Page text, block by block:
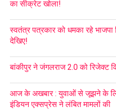
का सीक्रेट खोला!
स्वतंत्र पत्रकार को धमका रहे भाजपा
देखिए!
बांकीपुर ने जंगलराज 2.0 को रिजेक्ट
आज के अखबार : युवाओं से जूझने के
इंडियन एक्सप्रेस ने लंबित मामलों की